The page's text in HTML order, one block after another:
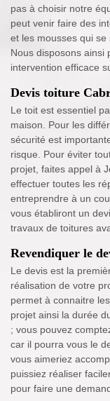
pas à choisir notre
peut venir faire des
et les mousses qui se
Nous disposons ainsi
intervention efficace
Devis toiture
Le toit est essentiel
maison. Pour les
sécurité est
risque. Pour éviter
projet, faites appel à
effectuer toutes les
entreprendre à un
vous établiront un
travaux de toitures
Revendiquer le
Le devis est la
réalisation de votre
permet à connaitre
projet ainsi la durée
; vous pouvez
car il pourra vous le
vous aimeriez
puissiez réaliser
pour faire une